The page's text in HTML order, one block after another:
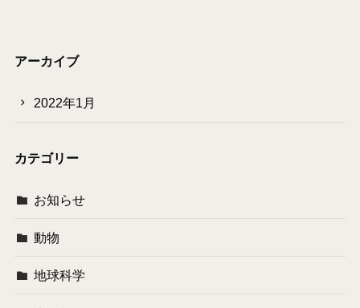
アーカイブ
2022年1月
カテゴリー
お知らせ
動物
地球科学